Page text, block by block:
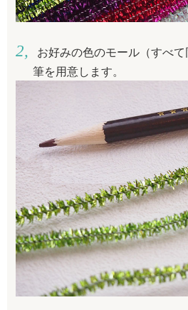
お好みの色のモール（すべ
筆を用意します。